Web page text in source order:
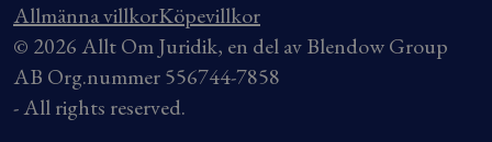
Allmänna villkorKöpevillkor
© 2026 Allt Om Juridik, en del av Blendow Group
AB Org.nummer 556744-7858
- All rights reserved.